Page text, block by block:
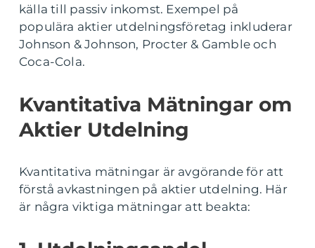
källa till passiv inkomst. Exempel på
populära aktier utdelningsföretag inkluderar
Johnson & Johnson, Procter & Gamble och
Coca-Cola.
Kvantitativa Mätningar om
Aktier Utdelning
Kvantitativa mätningar är avgörande för att
förstå avkastningen på aktier utdelning. Här
är några viktiga mätningar att beakta: